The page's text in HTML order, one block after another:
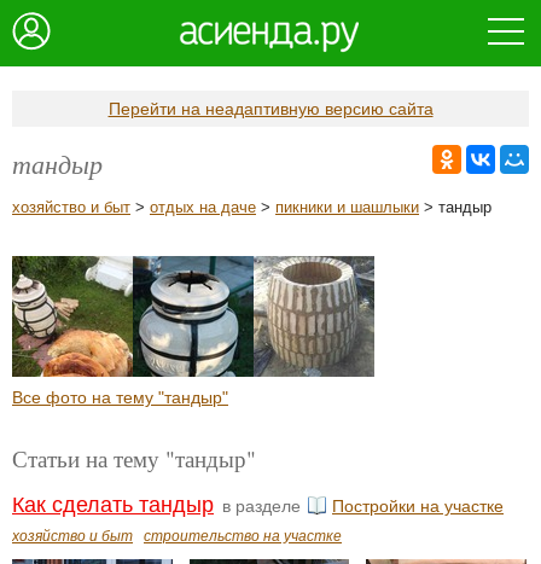
Перейти на неадаптивную версию сайта
тандыр
хозяйство и быт > отдых на даче > пикники и шашлыки > тандыр
Все фото на тему "тандыр"
Статьи на тему "тандыр"
Как сделать тандыр в разделе Постройки на участке
хозяйство и быт строительство на участке